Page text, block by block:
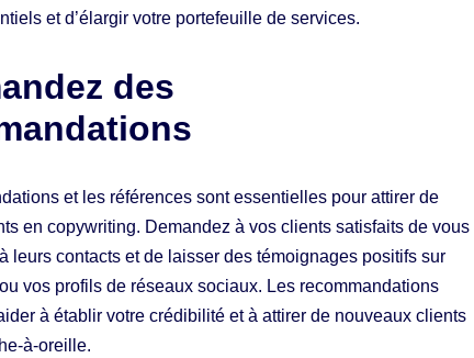
et d’élargir votre portefeuille de services.
des
et les références sont essentielles pour attirer de
en copywriting. Demandez à vos clients satisfaits de vous
leurs contacts et de laisser des témoignages positifs sur
vos profils de réseaux sociaux. Les recommandations
à établir votre crédibilité et à attirer de nouveaux clients
à-oreille.